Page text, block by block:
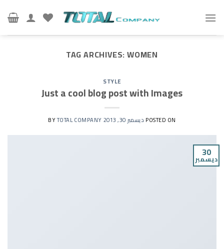
TAG ARCHIVES:WOMEN
STYLE
Just a cool blog post with Images
POSTED ON ديسمبر 30, 2013 TOTAL COMPANY
30
ديسمبر